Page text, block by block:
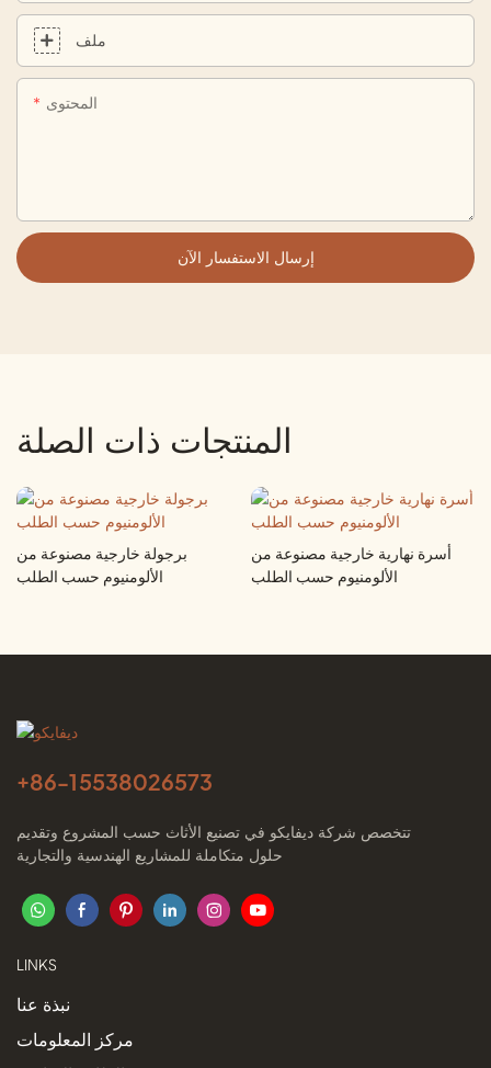
ملف
المحتوى
إرسال الاستفسار الآن
المنتجات ذات الصلة
برجولة خارجية مصنوعة من
الألومنيوم حسب الطلب
أسرة نهارية خارجية مصنوعة من
الألومنيوم حسب الطلب
+86-15538026573
تتخصص شركة ديفايكو في تصنيع الأثاث حسب المشروع وتقديم
حلول متكاملة للمشاريع الهندسية والتجارية
LINKS
نبذة عنا
مركز المعلومات